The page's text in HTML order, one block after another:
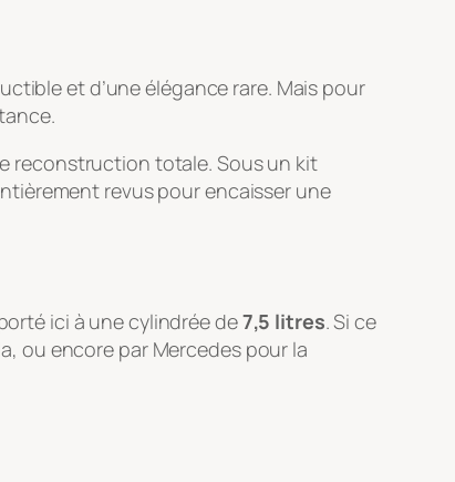
et d’une élégance rare. Mais pour
reconstruction totale. Sous un kit
revus pour encaisser une
ici à une cylindrée de7,5 litres. Si ce
ou encore par Mercedes pour la